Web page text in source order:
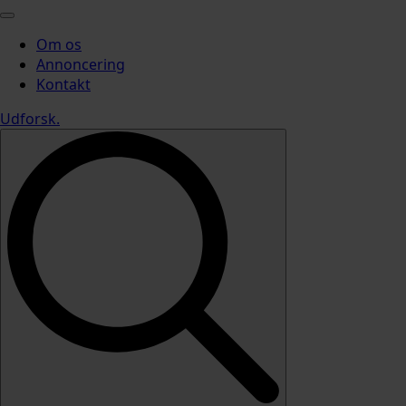
Om os
Annoncering
Kontakt
Udforsk.